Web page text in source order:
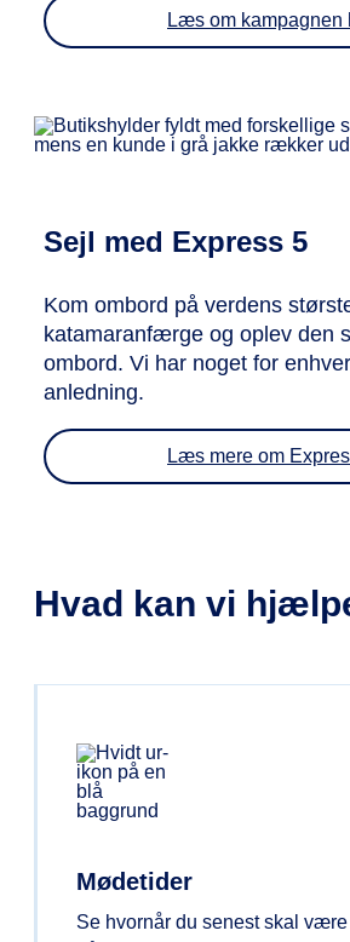
Læs om kampagnen
Sejl med Express 5
Kom ombord på verdens
katamaranfærge og oplev den
ombord. Vi har noget for
anledning.
Læs mere om
Hvad kan vi
Mødetider
Se hvornår du senest skal